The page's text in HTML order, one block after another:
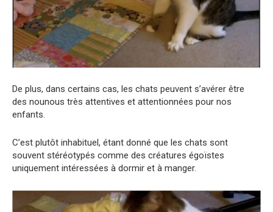
De plus, dans certains cas, les chats peuvent s’avérer être
des nounous très attentives et attentionnées pour nos
enfants.
C’est plutôt inhabituel, étant donné que les chats sont
souvent stéréotypés comme des créatures égoïstes
uniquement intéressées à dormir et à manger.